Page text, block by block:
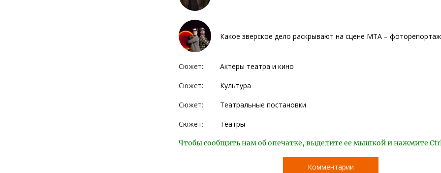
Какое зверское дело раскрывают на сцене МТА –
Сюжет: Актеры театра и кино
Сюжет: Культура
Сюжет: Театральные постановки
Сюжет: Театры
Чтобы сообщить нам об опечатке, выделите ее мышкой и нажмите
Комментарии